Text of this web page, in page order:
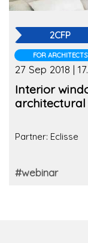
2CFP
FOR ARCHITECTS
27 Sep 2018 |
Interior
architectural
Partner: Eclisse
#webinar